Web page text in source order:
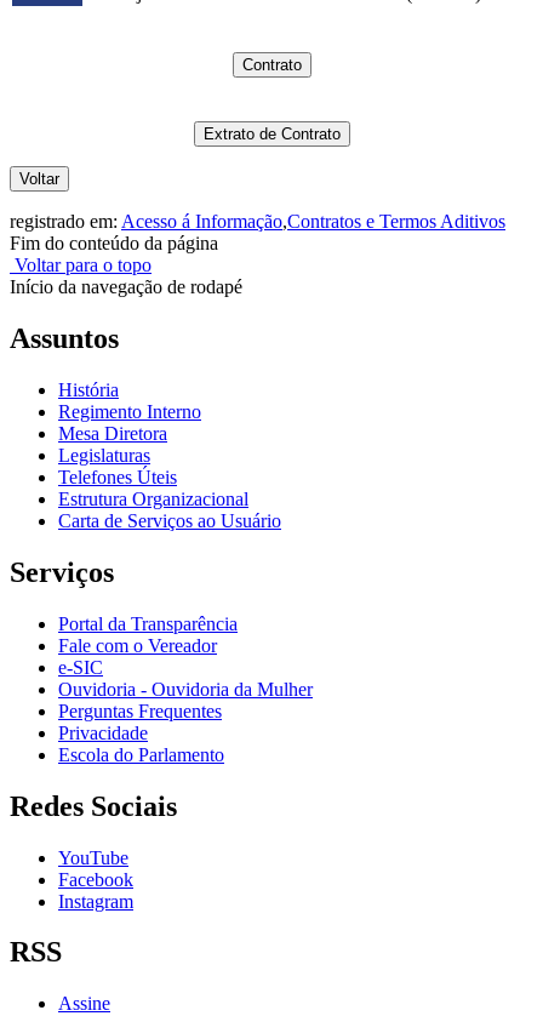
Contrato
Extrato de Contrato
Voltar
registrado em: Acesso á Informação,Contratos e Termos Aditivos
Fim do conteúdo da página
Voltar para o topo
Início da navegação de rodapé
Assuntos
História
Regimento Interno
Mesa Diretora
Legislaturas
Telefones Úteis
Estrutura Organizacional
Carta de Serviços ao Usuário
Serviços
Portal da Transparência
Fale com o Vereador
e-SIC
Ouvidoria - Ouvidoria da Mulher
Perguntas Frequentes
Privacidade
Escola do Parlamento
Redes Sociais
YouTube
Facebook
Instagram
RSS
Assine